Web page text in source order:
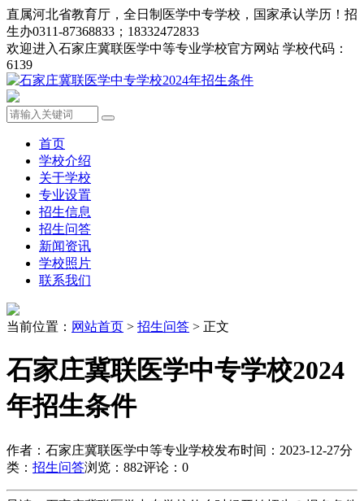
直属河北省教育厅，全日制医学中专学校，国家承认学历！招
生办0311-87368833；18332472833
欢迎进入石家庄冀联医学中等专业学校官方网站 学校代码：
6139
首页
学校介绍
关于学校
专业设置
招生信息
招生问答
新闻资讯
学校照片
联系我们
当前位置： 网站首页 > 招生问答 > 正文
石家庄冀联医学中专学校2024
年招生条件
作者：石家庄冀联医学中等专业学校发布时间：2023-12-27分
类： 招生问答浏览：882评论：0